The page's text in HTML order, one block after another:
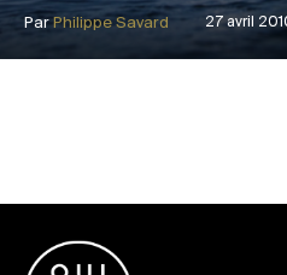
27 avril
Par Philippe Savard